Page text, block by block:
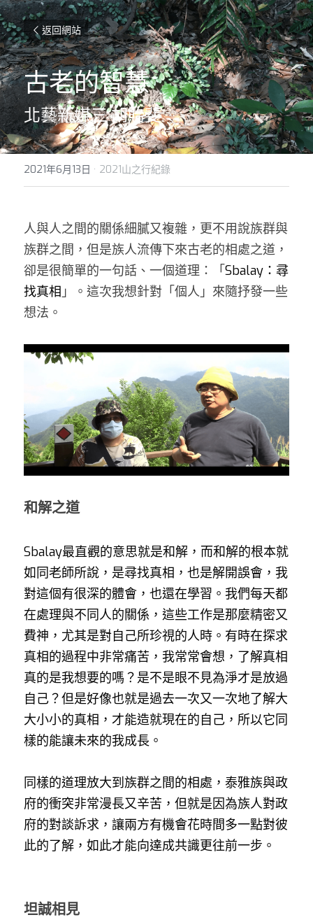
返回網站
古老的智慧
北藝新媒三 胡貽斐
2021年6月13日 · 2021山之行紀錄
人與人之間的關係細膩又複雜，更不用說族群與
族群之間，但是族人流傳下來古老的相處之道，
卻是很簡單的一句話、一個道理：「Sbalay：尋
找真相」。這次我想針對「個人」來隨抒發一些
想法。
和解之道
Sbalay最直觀的意思就是和解，而和解的根本就
如同老師所說，是尋找真相，也是解開誤會，我
對這個有很深的體會，也還在學習。我們每天都
在處理與不同人的關係，這些工作是那麼精密又
費神，尤其是對自己所珍視的人時。有時在探求
真相的過程中非常痛苦，我常常會想，了解真相
真的是我想要的嗎？是不是眼不見為淨才是放過
自己？但是好像也就是過去一次又一次地了解大
大小小的真相，才能造就現在的自己，所以它同
樣的能讓未來的我成長。
同樣的道理放大到族群之間的相處，泰雅族與政
府的衝突非常漫長又辛苦，但就是因為族人對政
府的對談訴求，讓兩方有機會花時間多一點對彼
此的了解，如此才能向達成共識更往前一步。
坦誠相見